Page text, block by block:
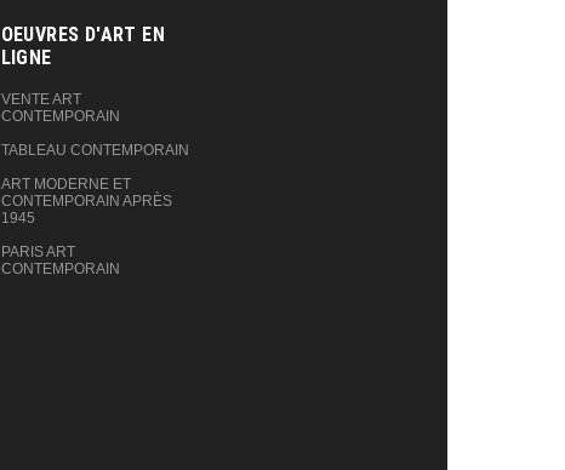
OEUVRES D'ART EN
LIGNE‎
VENTE ART
CONTEMPORAIN
TABLEAU CONTEMPORAIN
ART MODERNE ET
CONTEMPORAIN APRÈS
1945
PARIS ART
CONTEMPORAIN